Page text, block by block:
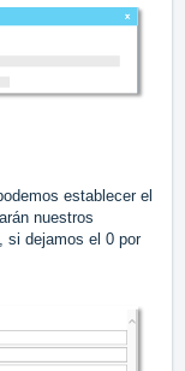
establecer el
nuestros
si dejamos el 0 por